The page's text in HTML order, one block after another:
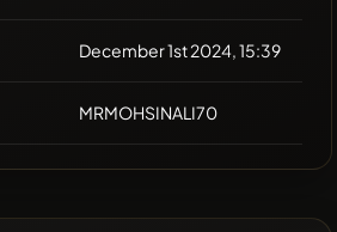
December 1st 2024, 15:39
MRMOHSINALI70